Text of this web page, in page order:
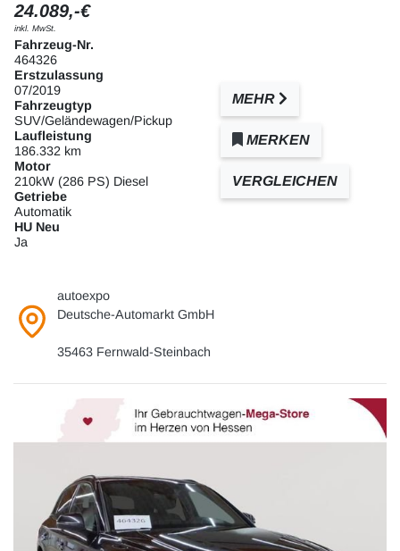
24.089,-€
inkl. MwSt.
Fahrzeug-Nr.
464326
Erstzulassung
07/2019
Fahrzeugtyp
SUV/Geländewagen/Pickup
Laufleistung
186.332 km
Motor
210kW (286 PS) Diesel
Getriebe
Automatik
HU Neu
Ja
MEHR
MERKEN
VERGLEICHEN
autoexpo
Deutsche-Automarkt GmbH
35463 Fernwald-Steinbach